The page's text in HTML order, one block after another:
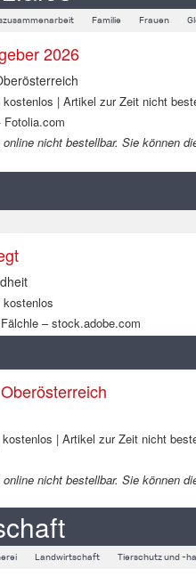
Familie Frauen
2026
kostenlos | Artikel zur Zeit nicht
Fotolia.com
nicht bestellbar. Sie können
kostenlos
– stock.adobe.com
| Artikel zur Zeit nicht
nicht bestellbar. Sie können
Landwirtschaft Tierschutz und -